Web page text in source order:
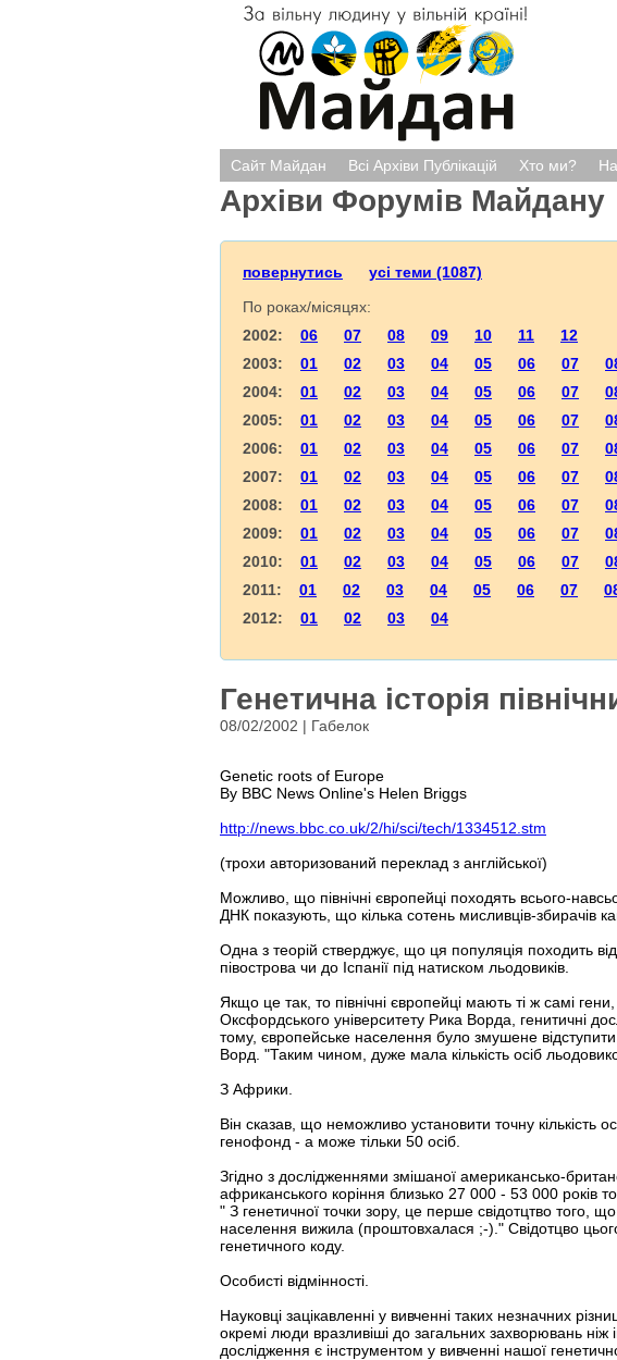
Сайт Майдан Всі Архіви Публікацій Хто ми?
Архіви Форумів Майдану
повернутись
усі теми (1087)
По роках/місяцях:
2002: 06 07 08 09 10 11
12
2003: 01 02 03 04 05 06 07
2004: 01 02 03 04 05 06 07
2005: 01 02 03 04 05 06 07
2006: 01 02 03 04 05 06 07
2007: 01 02 03 04 05 06 07
2008: 01 02 03 04 05 06 07
2009: 01 02 03 04 05 06 07
2010: 01 02 03 04 05 06 07
2011: 01 02 03 04 05 06 07
2012: 01 02 03 04
Генетична історія
08/02/2002 | Габелок
Genetic roots of Europe
By BBC News Online's Helen Briggs
http://news.bbc.co.uk/2/hi/sci/tech/1334512.stm
(трохи авторизований переклад з англійської)
Можливо, що північні європейці походять всього-
ДНК показують, що кілька сотень мисливців-збирачів
Одна з теорій стверджує, що ця популяція походить
півострова чи до Іспанії під натиском льодовиків.
Якщо це так, то північні європейці мають ті ж самі
Оксфордського університету Рика Ворда, генитичні
тому, європейське населення було змушене відступити
Ворд. "Таким чином, дуже мала кількість осіб
З Африки.
Він сказав, що неможливо установити точну кількість
генофонд - а може тільки 50 осіб.
Згідно з дослідженнями змішаної американсько-
африканського коріння близько 27 000 - 53 000 років
" З генетичної точки зору, це перше свідотцтво того, що
населення вижила (проштовхалася ;-)." Свідотцво цього
генетичного коду.
Особисті відмінності.
Науковці зацікавленні у вивченні таких незначних
окремі люди вразливіші до загальних захворювань ніж
дослідження є інструментом у вивченні нашої генетичної